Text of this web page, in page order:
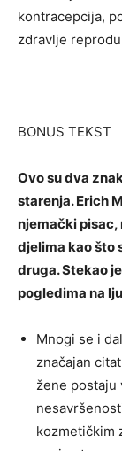
kontracepcija,
zdravlje
BONUS TEKST
Ovo su dva
starenja. Erich
njemački pisac,
djelima kao što
druga. Stekao
pogledima na
Mnogi se i
značajan
žene postaju
kozmetičkim